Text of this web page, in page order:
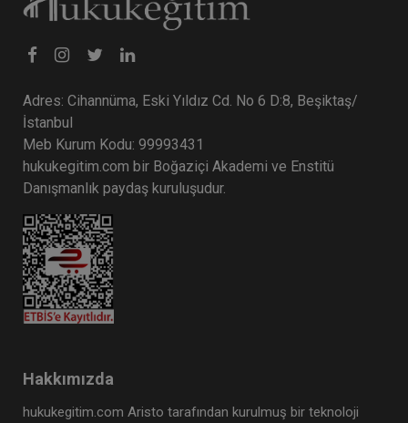
Adres: Cihannüma, Eski Yıldız Cd. No 6 D:8, Beşiktaş/
İstanbul
Meb Kurum Kodu: 99993431
hukukegitim.com bir Boğaziçi Akademi ve Enstitü
Danışmanlık paydaş kuruluşudur.
Hakkımızda
hukukegitim.com Aristo tarafından kurulmuş bir teknoloji